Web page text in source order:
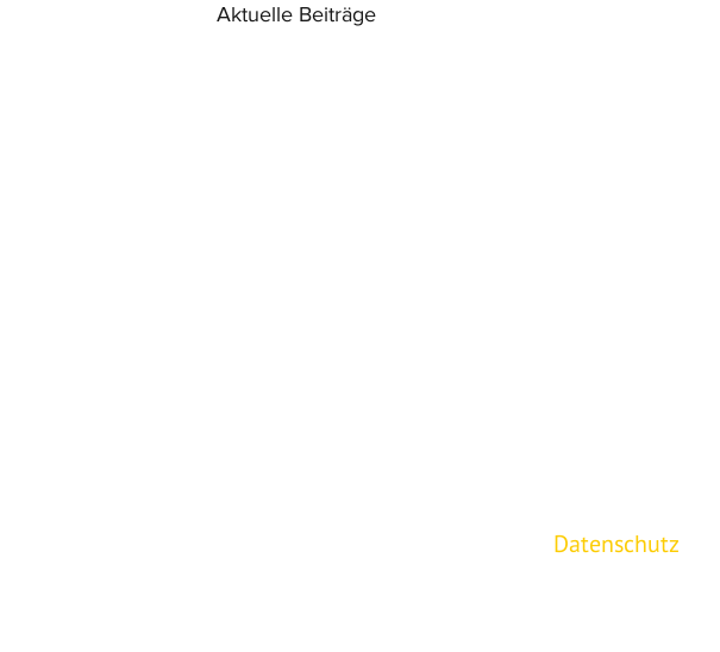
Aktuelle Beiträge
Datenschutz